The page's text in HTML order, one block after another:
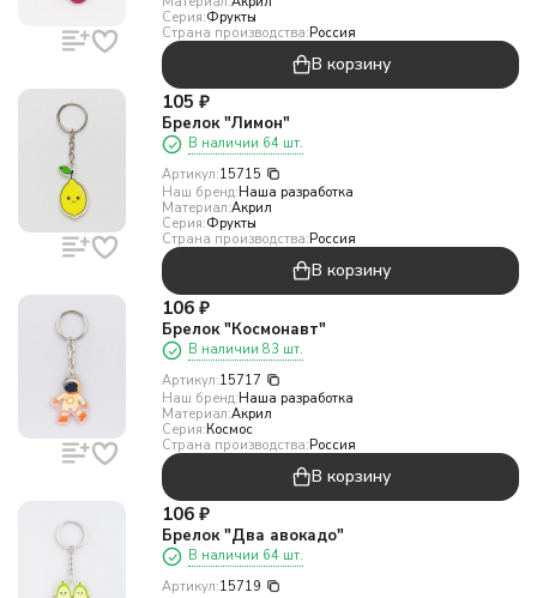
Серия:Фрукты
Страна производства:Россия
В корзину
105 ₽
Брелок "Лимон"
В наличии 64 шт.
Артикул:15715
Наш бренд:Наша разработка
Материал:Акрил
Серия:Фрукты
Страна производства:Россия
В корзину
106 ₽
Брелок "Космонавт"
В наличии 83 шт.
Артикул:15717
Наш бренд:Наша разработка
Материал:Акрил
Серия:Космос
Страна производства:Россия
В корзину
106 ₽
Брелок "Два авокадо"
В наличии 64 шт.
Артикул:15719